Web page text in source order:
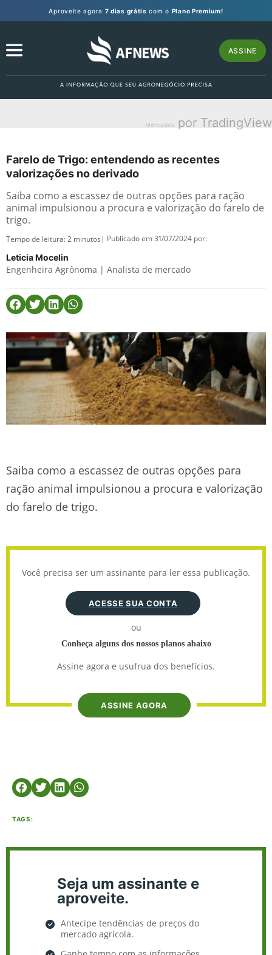
Aproveite agora 7 dias grátis com o Plano Premium!
ASSINE
Mercados por TradingView
Farelo de Trigo: entendendo as recentes
valorizações no derivado
Saiba como a escassez de outras opções para ração
animal impulsionou a procura e valorização do farelo de
trigo.
Tempo de leitura:2 minutos | Publicado em 31/07/2024 por:
Leticia Mocelin
Engenheira Agrônoma | Analista de mercado
Saiba como a escassez de outras opções para
ração animal impulsionou a procura e valorização
do farelo de trigo.
Você precisa ser um assinante para ler essa publicação.
ACESSE SUA CONTA
ou
Conheça alguns dos nossos planos abaixo
Assine agora e usufrua dos benefícios.
ASSINE AGORA
TAGS:
Seja um assinante e
aproveite.
Antecipe tendências de preços do
mercado agrícola.